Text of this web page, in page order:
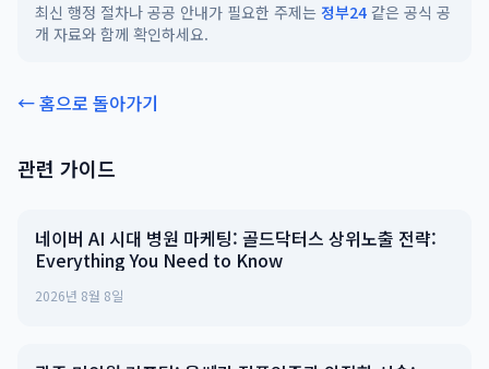
최신 행정 절차나 공공 안내가 필요한 주제는 정부24 같은 공식 공
개 자료와 함께 확인하세요.
← 홈으로 돌아가기
관련 가이드
네이버 AI 시대 병원 마케팅: 골드닥터스 상위노출 전략:
Everything You Need to Know
2026년 8월 8일